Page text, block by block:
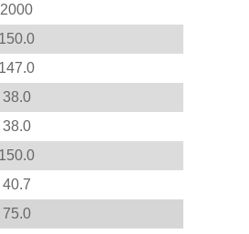
2000
150.0
147.0
38.0
38.0
150.0
40.7
75.0